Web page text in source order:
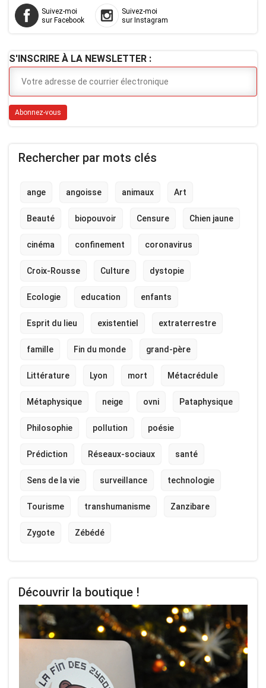
Suivez-moi
sur Facebook
Suivez-moi
sur Instagram
S'INSCRIRE À LA NEWSLETTER :
Rechercher par mots clés
ange angoisse animaux Art
Beauté biopouvoir Censure Chien jaune
cinéma confinement coronavirus
Croix-Rousse Culture dystopie
Ecologie education enfants
Esprit du lieu existentiel extraterrestre
famille Fin du monde grand-père
Littérature Lyon mort Métacrédule
Métaphysique neige ovni Pataphysique
Philosophie pollution poésie
Prédiction Réseaux-sociaux santé
Sens de la vie surveillance technologie
Tourisme transhumanisme Zanzibare
Zygote Zébédé
Découvrir la boutique !